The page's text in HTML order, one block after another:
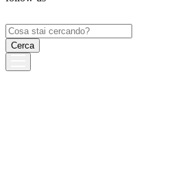
Ricerca
per: